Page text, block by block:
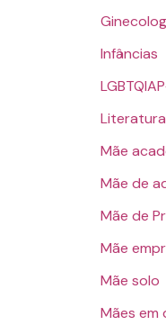
Infâncias
Literatura
Mãe
Mãe de
Mãe de
Mãe
Mãe solo
Mães em